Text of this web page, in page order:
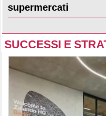
supermercati
SUCCESSI E